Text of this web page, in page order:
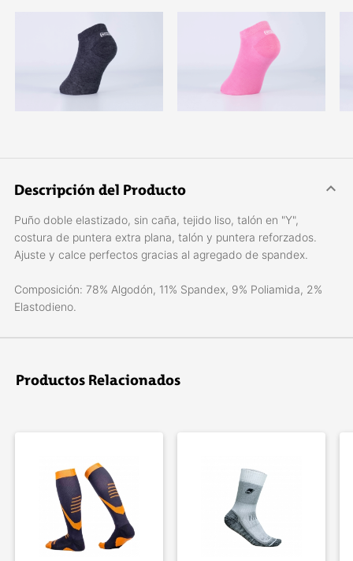
Descripción del Producto
Puño doble elastizado, sin caña, tejido liso, talón en "Y",
costura de puntera extra plana, talón y puntera reforzados.
Ajuste y calce perfectos gracias al agregado de spandex.
Composición: 78% Algodón, 11% Spandex, 9% Poliamida, 2%
Elastodieno.
Productos Relacionados